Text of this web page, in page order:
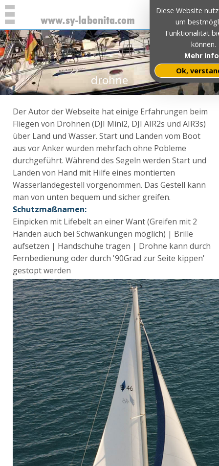
drohne
Der Autor der Webseite hat einige Erfahrungen beim
Fliegen von Drohnen (DJI Mini2, DJI AIR2s und AIR3s)
über Land und Wasser. Start und Landen vom Boot
aus vor Anker wurden mehrfach ohne Pobleme
durchgeführt. Während des Segeln werden Start und
Landen von Hand mit Hilfe eines montierten
Wasserlandegestell vorgenommen. Das Gestell kann
man von unten bequem und sicher greifen.
Schutzmaßnamen:
Einpicken mit Lifebelt an einer Want (Greifen mit 2
Händen auch bei Schwankungen möglich) | Brille
aufsetzen | Handschuhe tragen | Drohne kann durch
Fernbedienung oder durch '90Grad zur Seite kippen'
gestopt werden
Diese Website
um
Funktionalität
können.
Mehr
Ok,